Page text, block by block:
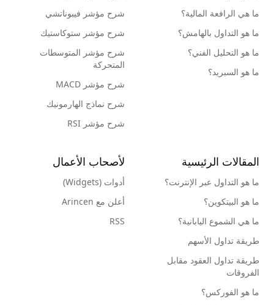
ما هي الرافعة المالية؟
ما هو التداول بالهامش؟
ما هو التحليل الفني؟
ما هو السبريد؟
شرح مؤشر فيبوناتشي
شرح مؤشر ستوكاستيك
شرح مؤشر المتوسطات
المتحركة
شرح مؤشر MACD
شرح نماذج الهارمونيك
شرح مؤشر RSI
المقالات الرئيسية
ما هو التداول عبر الإنترنت؟
ما هو البيتكوين؟
ما هي الشموع اليابانية؟
طريقة تداول الأسهم
طريقة تداول العقود مقابل
الفروقات
ما هو الفوركس؟
لأصحاب الأعمال
أدوات (Widgets)
أعلن مع Arincen
RSS